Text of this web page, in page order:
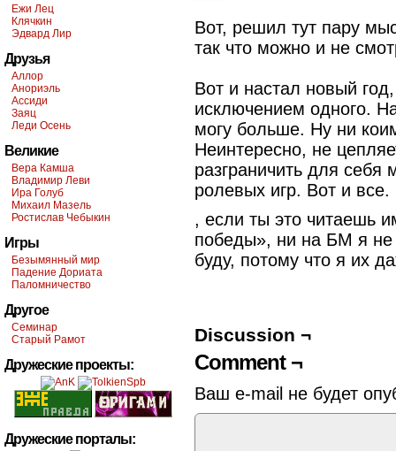
Ежи Лец
Клячкин
Эдвард Лир
Друзья
Аллор
Анориэль
Ассиди
Заяц
Леди Осень
Великие
Вера Камша
Владимир Леви
Ира Голуб
Михаил Мазель
Ростислав Чебыкин
Игры
Безымянный мир
Падение Дориата
Паломничество
Другое
Семинар
Старый Рамот
Дружеские проекты:
Дружеские порталы:
Вот, решил тут пару
так что можно и не
Вот и настал новый
исключением одного.
могу больше. Ну ни
Неинтересно, не
разграничить для себя
ролевых игр. Вот и все.
, если ты это читаешь
победы», ни на БМ я не
буду, потому что я их
Discussion ¬
Comment ¬
Ваш e-mail не будет